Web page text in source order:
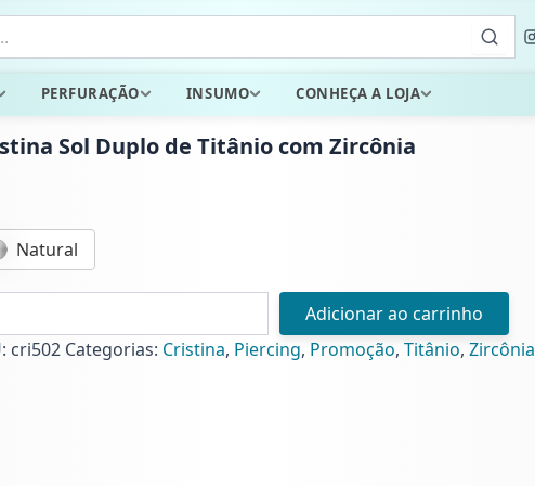
PERFURAÇÃO INSUMO CONHEÇA A LOJA
Sol Duplo de Titânio com Zircônia
Natural
Adicionar ao carrinho
cri502 Categorias: Cristina, Piercing, Promoção,Titânio,Zircônia